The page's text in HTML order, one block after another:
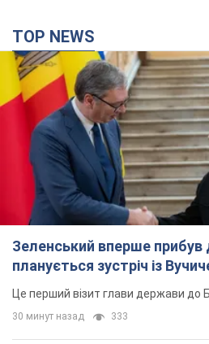
TOP NEWS
Зеленський вперше прибув
планується зустріч із
Це перший візит глави держави до
30 минут назад 333